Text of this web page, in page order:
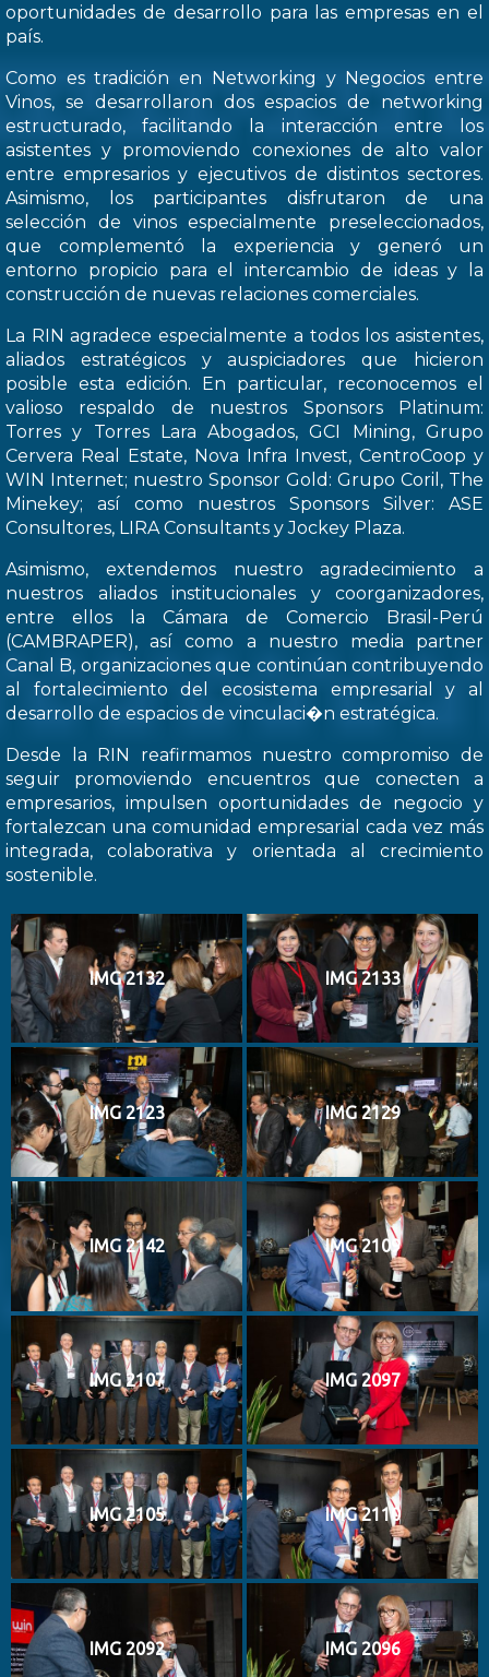
oportunidades de desarrollo para las empresas en el
país.
Como es tradición en Networking y Negocios entre
Vinos, se desarrollaron dos espacios de networking
estructurado, facilitando la interacción entre los
asistentes y promoviendo conexiones de alto valor
entre empresarios y ejecutivos de distintos sectores.
Asimismo, los participantes disfrutaron de una
selección de vinos especialmente preseleccionados,
que complementó la experiencia y generó un
entorno propicio para el intercambio de ideas y la
construcción de nuevas relaciones comerciales.
La RIN agradece especialmente a todos los asistentes,
aliados estratégicos y auspiciadores que hicieron
posible esta edición. En particular, reconocemos el
valioso respaldo de nuestros Sponsors Platinum:
Torres y Torres Lara Abogados, GCI Mining, Grupo
Cervera Real Estate, Nova Infra Invest, CentroCoop y
WIN Internet; nuestro Sponsor Gold: Grupo Coril, The
Minekey; así como nuestros Sponsors Silver: ASE
Consultores, LIRA Consultants y Jockey Plaza.
Asimismo, extendemos nuestro agradecimiento a
nuestros aliados institucionales y coorganizadores,
entre ellos la Cámara de Comercio Brasil-Perú
(CAMBRAPER), así como a nuestro media partner
Canal B, organizaciones que continúan contribuyendo
al fortalecimiento del ecosistema empresarial y al
desarrollo de espacios de vinculaci�n estratégica.
Desde la RIN reafirmamos nuestro compromiso de
seguir promoviendo encuentros que conecten a
empresarios, impulsen oportunidades de negocio y
fortalezcan una comunidad empresarial cada vez más
integrada, colaborativa y orientada al crecimiento
sostenible.
IMG 2132 IMG 2133
IMG 2123 IMG 2129
IMG 2142 IMG 2109
IMG 2107 IMG 2097
IMG 2105 IMG 2110
IMG 2092 IMG 2096